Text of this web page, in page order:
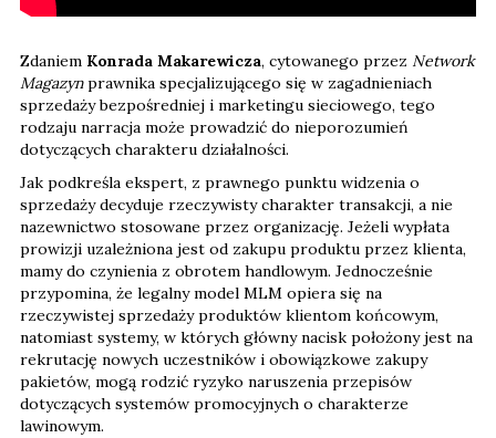
Zdaniem Konrada Makarewicza, cytowanego przez Network
Magazynprawnika specjalizującego się w zagadnieniach
sprzedaży bezpośredniej i marketingu sieciowego, tego
rodzaju narracja może prowadzić do nieporozumień
dotyczących charakteru działalności.
Jak podkreśla ekspert, z prawnego punktu widzenia o
sprzedaży decyduje rzeczywisty charakter transakcji, a nie
nazewnictwo stosowane przez organizację. Jeżeli wypłata
prowizji uzależniona jest od zakupu produktu przez klienta,
mamy do czynienia z obrotem handlowym. Jednocześnie
przypomina, że legalny model MLM opiera się na
rzeczywistej sprzedaży produktów klientom końcowym,
natomiast systemy, w których główny nacisk położony jest na
rekrutację nowych uczestników i obowiązkowe zakupy
pakietów, mogą rodzić ryzyko naruszenia przepisów
dotyczących systemów promocyjnych o charakterze
lawinowym.